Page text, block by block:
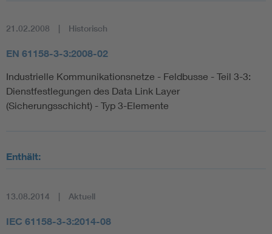
Elektrofachkraft (EFK)
21.02.2008 Historisch
EN 61158-3-3:2008-02
Industrielle Kommunikationsnetze - Feldbusse - Teil 3-3:
Dienstfestlegungen des Data Link Layer
(Sicherungsschicht) - Typ 3-Elemente
Enthält:
13.08.2014 Aktuell
IEC 61158-3-3:2014-08